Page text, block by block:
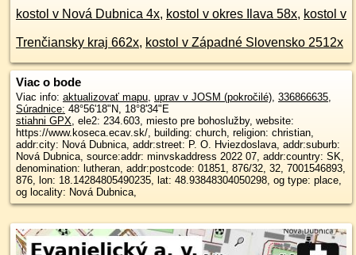
kostol v Nová Dubnica 4x, kostol v okres Ilava 58x, kostol v
Trenčiansky kraj 662x, kostol v Západné Slovensko 2512x
Viac o bode
Viac info: aktualizovať mapu, uprav v JOSM (pokročilé), 336866635,
Súradnice: 48°56'18"N, 18°8'34"E
stiahni GPX, ele2: 234.603, miesto pre bohoslužby, website:
https://www.koseca.ecav.sk/, building: church, religion: christian,
addr:city: Nová Dubnica, addr:street: P. O. Hviezdoslava, addr:suburb:
Nová Dubnica, source:addr: minvskaddress 2022 07, addr:country: SK,
denomination: lutheran, addr:postcode: 01851, 876/32, 32, 7001546893,
876, lon: 18.14284805490235, lat: 48.93848304050298, og type: place,
og locality: Nová Dubnica,